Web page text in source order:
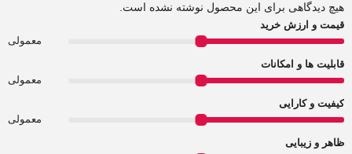
هیچ دیدگاهی برای این محصول نوشته نشده است.
قیمت و ارزش خرید
معمولی
قابلیت ها و امکانات
معمولی
کیفیت و کارایی
معمولی
ظاهر و زیبایی